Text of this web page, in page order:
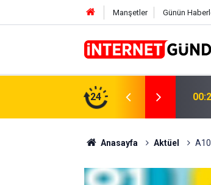
Manşetler Günün
24
TL Yükseliyor: İşte Yeni Fiyatlar..
Anasayfa Aktüel